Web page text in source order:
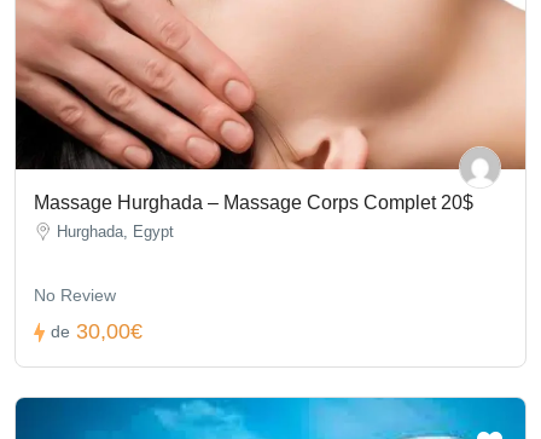
Massage Hurghada – Massage Corps Complet 20$
Hurghada, Egypt
No Review
de 30,00€